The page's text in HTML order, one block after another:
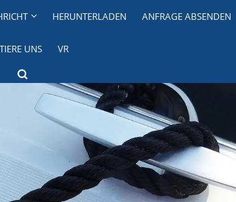
HERUNTERLADEN ANFRAGE ABSENDEN
UNS VR